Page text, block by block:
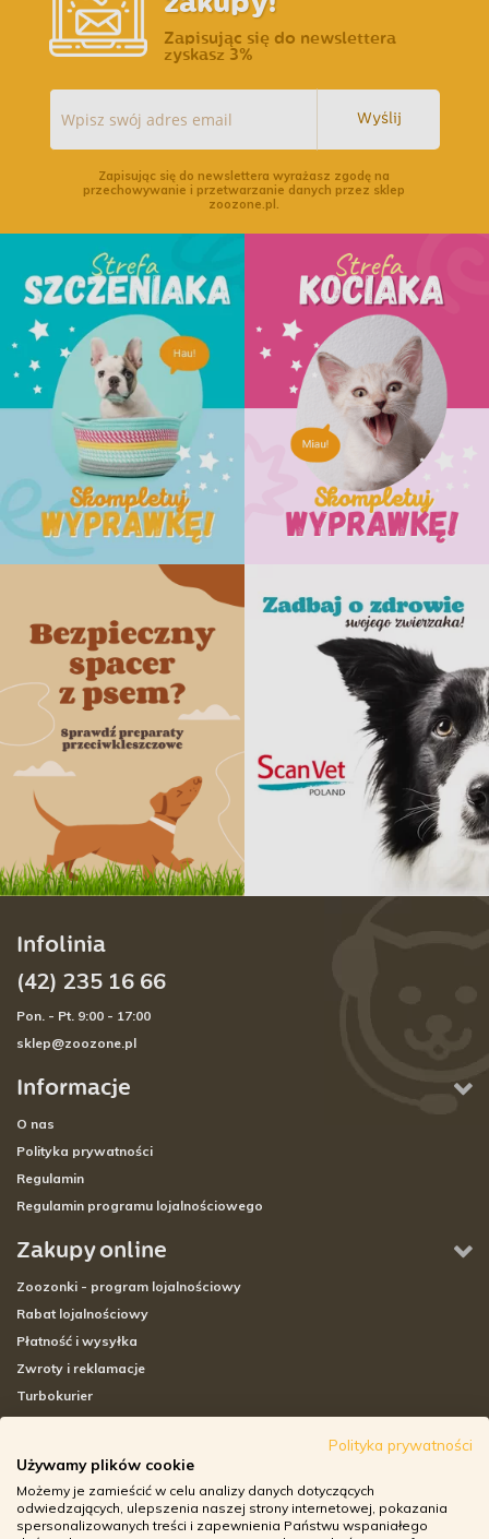
Zapisując się do newslettera
zyskasz 3%
Wyślij
Zapisując się do newslettera wyrażasz zgodę na
przechowywanie i przetwarzanie danych przez sklep
zoozone.pl.
Informacje
O nas
Polityka prywatności
Regulamin
Regulamin programu lojalnościowego
Zakupy online
Zoozonki - program lojalnościowy
Rabat lojalnościowy
Płatność i wysyłka
Zwroty i reklamacje
Turbokurier
Adresy sklepów stacjonarnych
Godziny otwarcia sklepów
Aplikacja zoozone.pl
Infolinia
(42) 235 16 66
Pon. - Pt. 9:00 - 17:00
sklep@zoozone.pl
Polityka prywatności
Używamy plików cookie
Możemy je zamieścić w celu analizy danych dotyczących
odwiedzających, ulepszenia naszej strony internetowej, pokazania
spersonalizowanych treści i zapewnienia Państwu wspaniałego